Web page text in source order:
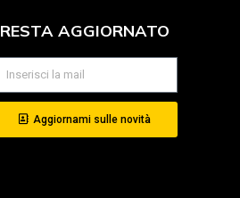
RESTA AGGIORNATO
Aggiornami sulle novità